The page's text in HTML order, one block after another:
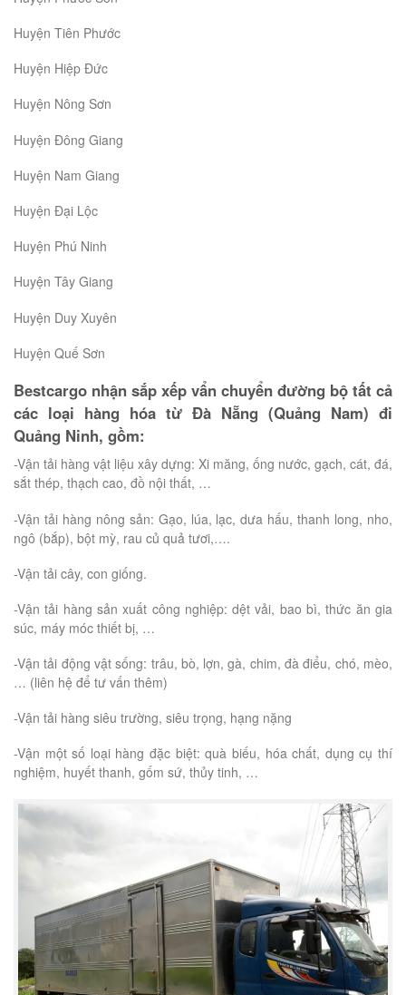
Huyện Tiên Phước
Huyện Hiệp Đức
Huyện Nông Sơn
Huyện Đông Giang
Huyện Nam Giang
Huyện Đại Lộc
Huyện Phú Ninh
Huyện Tây Giang
Huyện Duy Xuyên
Huyện Quế Sơn
Bestcargo nhận sắp xếp vẩn chuyển đường bộ tất cả
các loại hàng hóa từ Đà Nẵng (Quảng Nam) đi
Quảng Ninh, gồm:
-Vận tải hàng vật liệu xây dựng: Xi măng, ống nước, gạch, cát, đá,
sắt thép, thạch cao, đồ nội thất, …
-Vận tải hàng nông sản: Gạo, lúa, lạc, dưa hấu, thanh long, nho,
ngô (bắp), bột mỳ, rau củ quả tươi,….
-Vận tải cây, con giống.
-Vận tải hàng sản xuất công nghiệp: dệt vải, bao bì, thức ăn gia
súc, máy móc thiết bị, …
-Vận tải động vật sống: trâu, bò, lợn, gà, chim, đà điểu, chó, mèo,
… (liên hệ để tư vấn thêm)
-Vận tải hàng siêu trường, siêu trọng, hạng nặng
-Vận một số loại hàng đặc biệt: quà biếu, hóa chất, dụng cụ thí
nghiệm, huyết thanh, gốm sứ, thủy tinh, …